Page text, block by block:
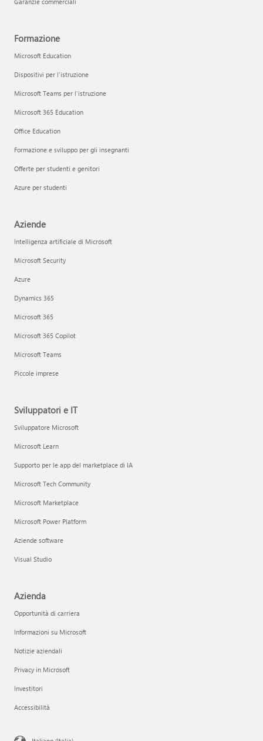
Formazione
Microsoft Education
Dispositivi per l'istruzione
Microsoft Teams per l'istruzione
Microsoft 365 Education
Office Education
Formazione e sviluppo per gli insegnanti
Offerte per studenti e genitori
Azure per studenti
Aziende
Intelligenza artificiale di Microsoft
Microsoft Security
Azure
Dynamics 365
Microsoft 365
Microsoft 365 Copilot
Microsoft Teams
Piccole imprese
Sviluppatori e IT
Sviluppatore Microsoft
Microsoft Learn
Supporto per le app del marketplace di IA
Microsoft Tech Community
Microsoft Marketplace
Microsoft Power Platform
Aziende software
Visual Studio
Azienda
Opportunità di carriera
Informazioni su Microsoft
Notizie aziendali
Privacy in Microsoft
Investitori
Accessibilità